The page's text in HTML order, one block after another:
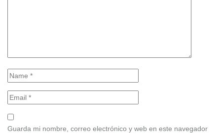
Guarda mi nombre, correo electrónico y web en este navegador